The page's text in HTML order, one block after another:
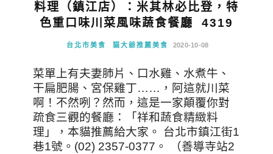
料理（鎮江店）：米其林必比登，特
色重口味川菜風味蔬食餐廳 4319
台北市美食 貓大爺推薦美食 2020-10-08
菜單上有夫妻肺片、口水雞、水煮牛、
干扁肥腸、宮保雞丁……，阿這就川菜
啊！不然咧？然而，這是一家顛覆你對
疏食三觀的餐廳：「祥和蔬食精緻料
理」，本貓推薦給大家。 台北市鎮江街1
巷1號。(02) 2357-0377。 （善導寺站2